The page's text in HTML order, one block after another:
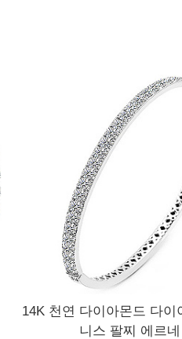
14K 천연 다이아몬드 다이
니스 팔찌 에르네